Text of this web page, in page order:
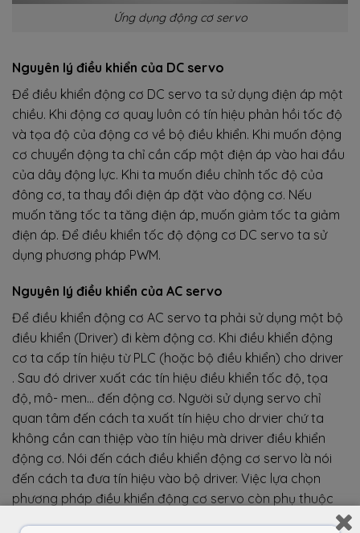
Ứng dụng động cơ servo
Nguyên lý điều khiển của DC servo
Để điều khiển động cơ DC servo ta sử dụng điện áp một
chiều. Khi động cơ quay luôn có tín hiệu phản hồi tốc độ
và tọa độ của động cơ về bộ điều khiển. Khi muốn động
cơ chuyển động ta chỉ cần cấp một điện áp vào hai đầu
của dây động lực. Khi ta muốn điều chỉnh tốc độ của
đông cơ, ta thay đổi điện áp đặt vào động cơ. Nếu
muốn tăng tốc ta tăng điện áp, muốn giảm tốc ta giảm
điện áp. Để điều khiển tốc độ động cơ DC servo ta sử
dụng phương pháp PWM.
Nguyên lý điều khiển của AC servo
Để điều khiển động cơ AC servo ta phải sử dụng một bộ
điều khiển (Driver) đi kèm động cơ. Khi điều khiển động
cơ ta cấp tín hiệu từ PLC (hoặc bộ điều khiển) cho driver
. Sau đó driver xuất các tín hiệu điều khiển tốc độ, tọa
độ, mô- men… đến động cơ. Người sử dụng servo chỉ
quan tâm đến cách ta xuất tín hiệu cho drvier chứ ta
không cần can thiệp vào tín hiệu mà driver điều khiển
động cơ. Nói đến cách điều khiển động cơ servo là nói
đến cách ta đưa tín hiệu vào bộ driver. Việc lựa chọn
phương pháp điều khiển động cơ servo còn phụ thuộc
vào việc ta sử dụng chức năng nào của servo. Servo có